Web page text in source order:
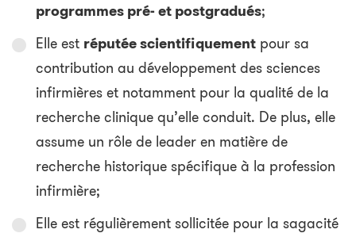
programmes pré- et postgradués;
Elle est réputée scientifiquement pour sa
contribution au développement des sciences
infirmières et notamment pour la qualité de la
recherche clinique qu’elle conduit. De plus, elle
assume un rôle de leader en matière de
recherche historique spécifique à la profession
infirmière;
Elle est régulièrement sollicitée pour la sagacité